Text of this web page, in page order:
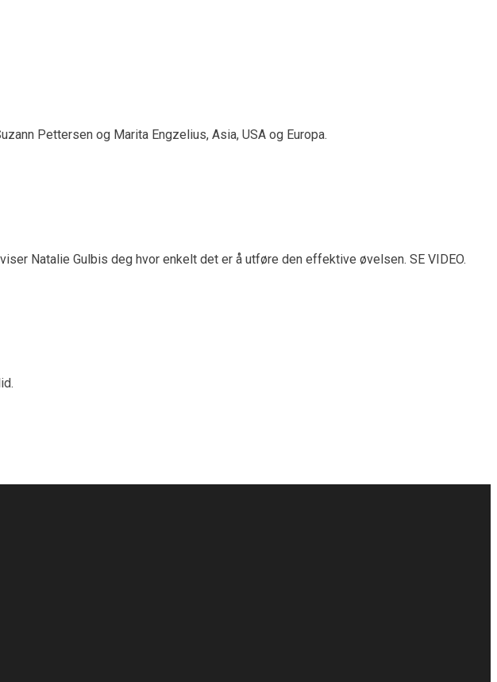
Pettersen og Marita Engzelius, Asia, USA og Europa.
Natalie Gulbis deg hvor enkelt det er å utføre den effektive øvelsen. SE VIDEO.